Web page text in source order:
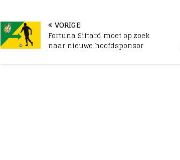
VORIGE
Fortuna Sittard moet op zoek
naar nieuwe hoofdsponsor